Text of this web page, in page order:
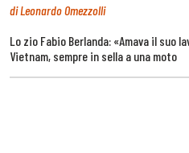
di Leonardo Omezzolli
Lo zio Fabio Berlanda: «Amava il suo
Vietnam, sempre in sella a una moto